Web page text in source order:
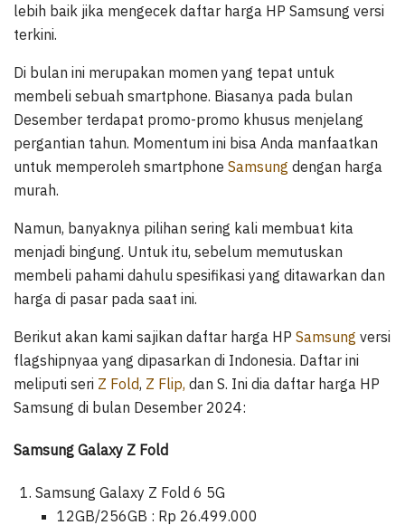
lebih baik jika mengecek daftar harga HP Samsung versi
terkini.
Di bulan ini merupakan momen yang tepat untuk
membeli sebuah smartphone. Biasanya pada bulan
Desember terdapat promo-promo khusus menjelang
pergantian tahun. Momentum ini bisa Anda manfaatkan
untuk memperoleh smartphone Samsung dengan harga
murah.
Namun, banyaknya pilihan sering kali membuat kita
menjadi bingung. Untuk itu, sebelum memutuskan
membeli pahami dahulu spesifikasi yang ditawarkan dan
harga di pasar pada saat ini.
Berikut akan kami sajikan daftar harga HP Samsung versi
flagshipnyaa yang dipasarkan di Indonesia. Daftar ini
meliputi seri Z Fold, Z Flip, dan S. Ini dia daftar harga HP
Samsung di bulan Desember 2024:
Samsung Galaxy Z Fold
Samsung Galaxy Z Fold 6 5G
12GB/256GB : Rp 26.499.000